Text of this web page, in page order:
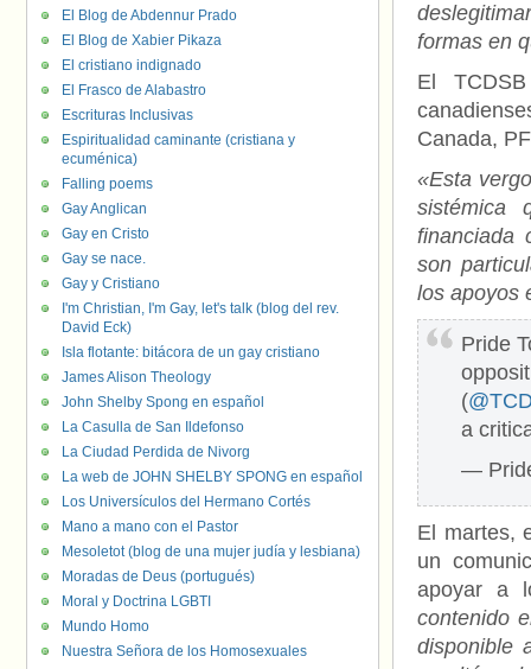
formas en
El
Canada,
«Esta
sistémica
financiada
son
los apoyos
Pride
(
a
—
El martes,
un
apoyar a
contenido
disponible
El Blog de Abdennur Prado
El Blog de Xabier Pikaza
El cristiano indignado
El Frasco de Alabastro
Escrituras Inclusivas
Espiritualidad caminante (cristiana y
ecuménica)
Falling poems
Gay Anglican
Gay en Cristo
Gay se nace.
Gay y Cristiano
I'm Christian, I'm Gay, let's talk (blog del rev.
David Eck)
Isla flotante: bitácora de un gay cristiano
James Alison Theology
John Shelby Spong en español
La Casulla de San Ildefonso
La Ciudad Perdida de Nivorg
La web de JOHN SHELBY SPONG en español
Los Universículos del Hermano Cortés
Mano a mano con el Pastor
Mesoletot (blog de una mujer judía y lesbiana)
Moradas de Deus (portugués)
Moral y Doctrina LGBTI
Mundo Homo
Nuestra Señora de los Homosexuales